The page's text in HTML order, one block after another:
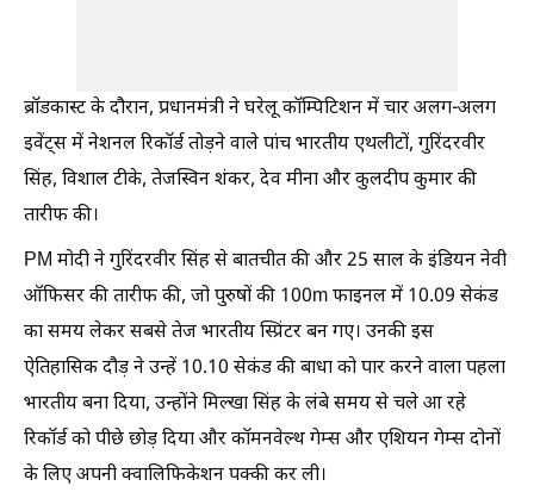
ब्रॉडकास्ट के दौरान, प्रधानमंत्री ने घरेलू कॉम्पिटिशन में चार अलग-अलग
इवेंट्स में नेशनल रिकॉर्ड तोड़ने वाले पांच भारतीय एथलीटों, गुरिंदरवीर
सिंह, विशाल टीके, तेजस्विन शंकर, देव मीना और कुलदीप कुमार की
तारीफ की।
PM मोदी ने गुरिंदरवीर सिंह से बातचीत की और 25 साल के इंडियन नेवी
ऑफिसर की तारीफ की, जो पुरुषों की 100m फाइनल में 10.09 सेकंड
का समय लेकर सबसे तेज भारतीय स्प्रिंटर बन गए। उनकी इस
ऐतिहासिक दौड़ ने उन्हें 10.10 सेकंड की बाधा को पार करने वाला पहला
भारतीय बना दिया, उन्होंने मिल्खा सिंह के लंबे समय से चले आ रहे
रिकॉर्ड को पीछे छोड़ दिया और कॉमनवेल्थ गेम्स और एशियन गेम्स दोनों
के लिए अपनी क्वालिफिकेशन पक्की कर ली।